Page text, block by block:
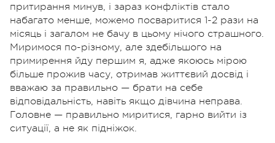
притирання минув, і зараз конфліктів стало
набагато менше, можемо посваритися 1-2 рази на
місяць і загалом не бачу в цьому нічого страшного.
Миримося по-різному, але здебільшого на
примирення йду першим я, адже якоюсь мірою
більше прожив часу, отримав життєвий досвід і
вважаю за правильно — брати на себе
відповідальність, навіть якщо дівчина неправа.
Головне — правильно миритися, гарно вийти із
ситуації, а не як підніжок.